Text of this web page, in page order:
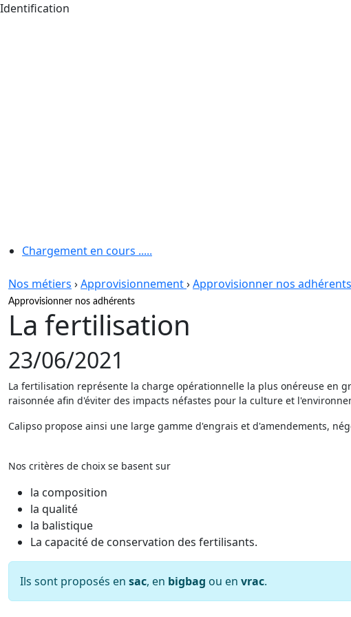
Identification
Chargement en cours .....
Nos métiers ›Approvisionnement›Approvisionner nos adhérents
Approvisionner nos adhérents
La fertilisation
23/06/2021
La fertilisation représente la charge opérationnelle la plus onéreuse en
raisonnée afin d'éviter des impacts néfastes pour la culture et
Calipso propose ainsi une large gamme d'engrais et d'amendements,
Nos critères de choix se basent sur
la composition
la qualité
la balistique
La capacité de conservation des fertilisants.
Ils sont proposés en sac, en bigbag ou en vrac.